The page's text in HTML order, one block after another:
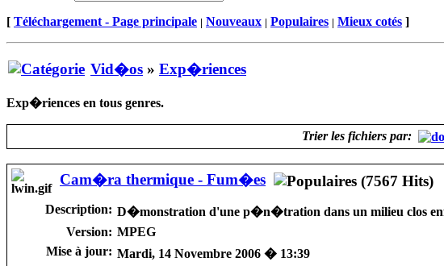
[ Téléchargement - Page principale | Nouveaux | Populaires | Mieux cotés ]
Vid�os » Exp�riences
Exp�riences en tous genres.
Trier les fichiers par:
Cam�ra thermique - Fum�es
Description: D�monstration d'une p�n�tration dans un milieu clos
Version: MPEG
Mise à jour: Mardi, 14 Novembre 2006 � 13:39